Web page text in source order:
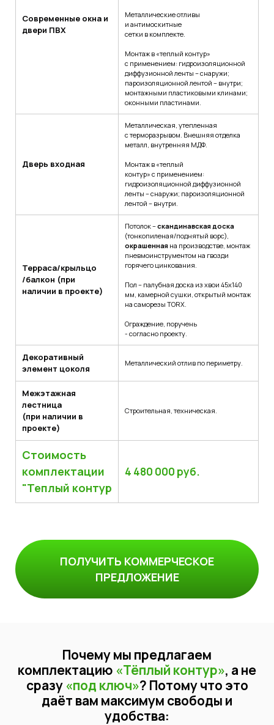
Современные окна и
двери ПВХ
Металлические отливы
и антимоскитные
сетки в комплекте.
Монтаж в «теплый контур»
с применением: гидроизоляционной
диффузионной ленты – снаружи;
пароизоляционной лентой – внутри;
монтажными пластиковыми клинами;
оконными пластинами.
Дверь входная
Металлическая, утепленная
с терморазрывом. Внешняя отделка
металл, внутренняя МДФ.
Монтаж в «теплый
контур» с применением:
гидроизоляционной диффузионной
ленты – снаружи; пароизоляционной
лентой – внутри.
Терраса/крыльцо
/балкон (при
наличии в проекте)
Потолок –скандинавская доска
(тонкопиленая/поднятый ворс),
окрашенная на производстве, монтаж
пневмоинструментом на гвозди
горячего цинкования.
Пол – палубная доска из хвои 45х140
мм, камерной сушки, открытый монтаж
на саморезы TORX.
Ограждение, поручень
- согласно проекту.
Декоративный
элемент цоколя
Металлический отлив по периметру.
Межэтажная
лестница
(при наличии в
проекте)
Строительная, техническая.
Стоимость
комплектации
"Теплый контур
4 480 000 руб.
ПОЛУЧИТЬ КОММЕРЧЕСКОЕ
ПРЕДЛОЖЕНИЕ
Почему мы предлагаем
комплектацию «Тёплый контур», а не
сразу«под ключ»? Потому что это
даёт вам максимум свободы и
удобства: